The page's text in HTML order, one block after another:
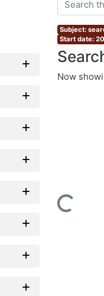
Subject:
Start date:
Now
Loading...